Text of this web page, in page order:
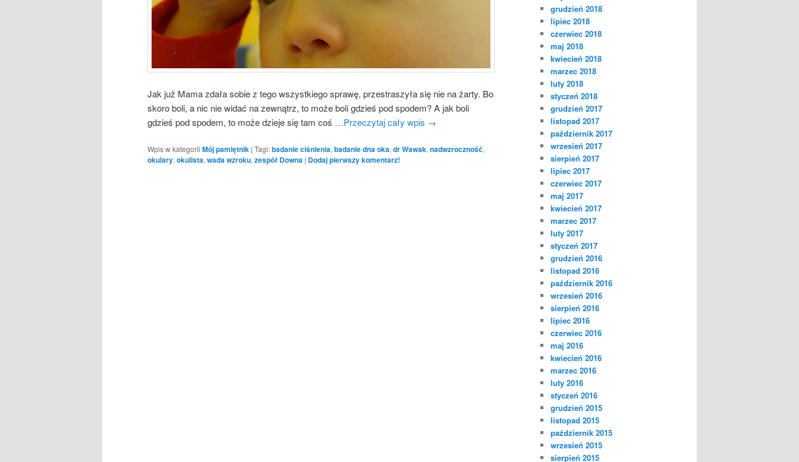
Jak już Mama zdała sobie z tego wszystkiego sprawę, przestraszyła się nie na żarty. Bo
skoro boli, a nic nie widać na zewnątrz, to może boli gdzieś pod spodem? A jak boli
gdzieś pod spodem, to może dzieje się tam coś …Przeczytaj cały wpis →
Wpis w kategorii Mój pamiętnik | Tagi:badanie ciśnienia, badanie dna oka, dr Wawak, nadwzroczność,
okulary, okulista, wada wzroku, zespół Downa | Dodaj pierwszy komentarz!
grudzień 2018
lipiec 2018
czerwiec 2018
maj 2018
kwiecień 2018
marzec 2018
luty 2018
styczeń 2018
grudzień 2017
listopad 2017
październik 2017
wrzesień 2017
sierpień 2017
lipiec 2017
czerwiec 2017
maj 2017
kwiecień 2017
marzec 2017
luty 2017
styczeń 2017
grudzień 2016
listopad 2016
październik 2016
wrzesień 2016
sierpień 2016
lipiec 2016
czerwiec 2016
maj 2016
kwiecień 2016
marzec 2016
luty 2016
styczeń 2016
grudzień 2015
listopad 2015
październik 2015
wrzesień 2015
sierpień 2015